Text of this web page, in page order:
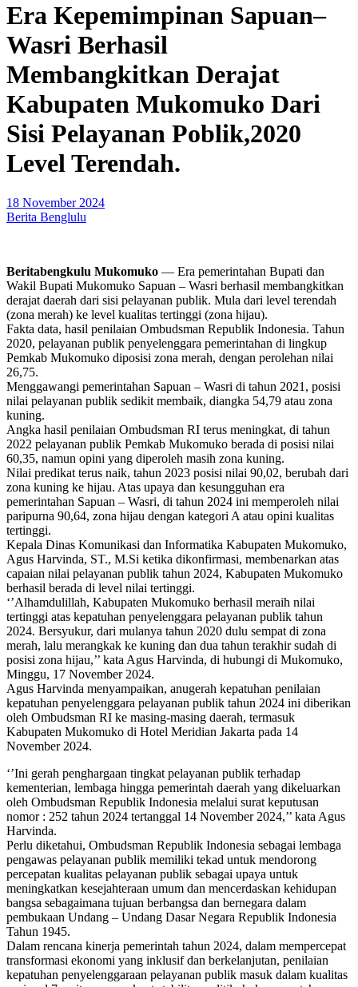
Era Kepemimpinan Sapuan–
Wasri Berhasil
Membangkitkan Derajat
Kabupaten Mukomuko Dari
Sisi Pelayanan Poblik,2020
Level Terendah.
18 November 2024
Berita Benglulu
Beritabengkulu Mukomuko — Era pemerintahan Bupati dan
Wakil Bupati Mukomuko Sapuan – Wasri berhasil membangkitkan
derajat daerah dari sisi pelayanan publik. Mula dari level terendah
(zona merah) ke level kualitas tertinggi (zona hijau).
Fakta data, hasil penilaian Ombudsman Republik Indonesia. Tahun
2020, pelayanan publik penyelenggara pemerintahan di lingkup
Pemkab Mukomuko diposisi zona merah, dengan perolehan nilai
26,75.
Menggawangi pemerintahan Sapuan – Wasri di tahun 2021, posisi
nilai pelayanan publik sedikit membaik, diangka 54,79 atau zona
kuning.
Angka hasil penilaian Ombudsman RI terus meningkat, di tahun
2022 pelayanan publik Pemkab Mukomuko berada di posisi nilai
60,35, namun opini yang diperoleh masih zona kuning.
Nilai predikat terus naik, tahun 2023 posisi nilai 90,02, berubah dari
zona kuning ke hijau. Atas upaya dan kesungguhan era
pemerintahan Sapuan – Wasri, di tahun 2024 ini memperoleh nilai
paripurna 90,64, zona hijau dengan kategori A atau opini kualitas
tertinggi.
Kepala Dinas Komunikasi dan Informatika Kabupaten Mukomuko,
Agus Harvinda, ST., M.Si ketika dikonfirmasi, membenarkan atas
capaian nilai pelayanan publik tahun 2024, Kabupaten Mukomuko
berhasil berada di level nilai tertinggi.
‘’Alhamdulillah, Kabupaten Mukomuko berhasil meraih nilai
tertinggi atas kepatuhan penyelenggara pelayanan publik tahun
2024. Bersyukur, dari mulanya tahun 2020 dulu sempat di zona
merah, lalu merangkak ke kuning dan dua tahun terakhir sudah di
posisi zona hijau,’’ kata Agus Harvinda, di hubungi di Mukomuko,
Minggu, 17 November 2024.
Agus Harvinda menyampaikan, anugerah kepatuhan penilaian
kepatuhan penyelenggara pelayanan publik tahun 2024 ini diberikan
oleh Ombudsman RI ke masing-masing daerah, termasuk
Kabupaten Mukomuko di Hotel Meridian Jakarta pada 14
November 2024.
‘’Ini gerah penghargaan tingkat pelayanan publik terhadap
kementerian, lembaga hingga pemerintah daerah yang dikeluarkan
oleh Ombudsman Republik Indonesia melalui surat keputusan
nomor : 252 tahun 2024 tertanggal 14 November 2024,’’ kata Agus
Harvinda.
Perlu diketahui, Ombudsman Republik Indonesia sebagai lembaga
pengawas pelayanan publik memiliki tekad untuk mendorong
percepatan kualitas pelayanan publik sebagai upaya untuk
meningkatkan kesejahteraan umum dan mencerdaskan kehidupan
bangsa sebagaimana tujuan berbangsa dan bernegara dalam
pembukaan Undang – Undang Dasar Negara Republik Indonesia
Tahun 1945.
Dalam rencana kinerja pemerintah tahun 2024, dalam mempercepat
transformasi ekonomi yang inklusif dan berkelanjutan, penilaian
kepatuhan penyelenggaraan pelayanan publik masuk dalam kualitas